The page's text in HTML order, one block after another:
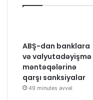
ABŞ-dan banklara
və valyutadəyişmə
məntəqələrinə
qarşı sanksiyalar
49 minutes əvvəl